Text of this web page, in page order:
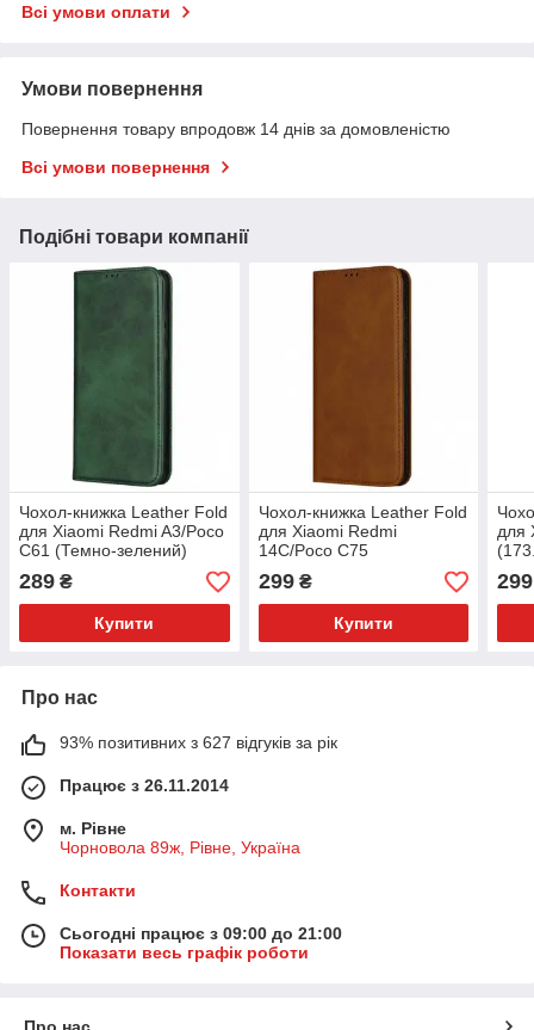
Всі умови оплати
Умови повернення
Повернення товару впродовж 14 днів за домовленістю
Всі умови повернення
Подібні товари компанії
Чохол-книжка Leather Fold
для Xiaomi Redmi A3/Poco
C61 (Темно-зелений)
289 ₴
Купити
Чохол-книжка Leather Fold
для Xiaomi Redmi
14C/Poco C75
(Коричневий)
299₴
Купити
для
299
Про нас
93% позитивних з 627 відгуків за рік
Працює з 26.11.2014
м. Рівне
Чорновола 89ж, Рівне, Україна
Контакти
Сьогодні працює з 09:00 до 21:00
Показати весь графік роботи